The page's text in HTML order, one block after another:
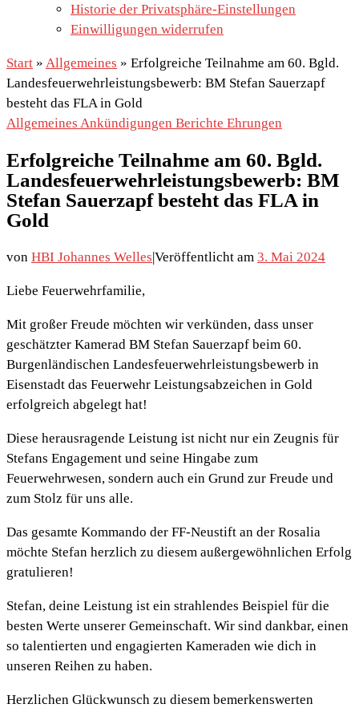
Historie der Privatsphäre-Einstellungen
Einwilligungen widerrufen
Start » Allgemeines » Erfolgreiche Teilnahme am 60. Bgld.
Landesfeuerwehrleistungsbewerb: BM Stefan Sauerzapf
besteht das FLA in Gold
Allgemeines Ankündigungen Berichte Ehrungen
Erfolgreiche Teilnahme am 60. Bgld.
Landesfeuerwehrleistungsbewerb: BM
Stefan Sauerzapf besteht das FLA in
Gold
von HBI Johannes Welles|Veröffentlicht am 3. Mai 2024
Liebe Feuerwehrfamilie,
Mit großer Freude möchten wir verkünden, dass unser
geschätzter Kamerad BM Stefan Sauerzapf beim 60.
Burgenländischen Landesfeuerwehrleistungsbewerb in
Eisenstadt das Feuerwehr Leistungsabzeichen in Gold
erfolgreich abgelegt hat!
Diese herausragende Leistung ist nicht nur ein Zeugnis für
Stefans Engagement und seine Hingabe zum
Feuerwehrwesen, sondern auch ein Grund zur Freude und
zum Stolz für uns alle.
Das gesamte Kommando der FF-Neustift an der Rosalia
möchte Stefan herzlich zu diesem außergewöhnlichen Erfolg
gratulieren!
Stefan, deine Leistung ist ein strahlendes Beispiel für die
besten Werte unserer Gemeinschaft. Wir sind dankbar, einen
so talentierten und engagierten Kameraden wie dich in
unseren Reihen zu haben.
Herzlichen Glückwunsch zu diesem bemerkenswerten